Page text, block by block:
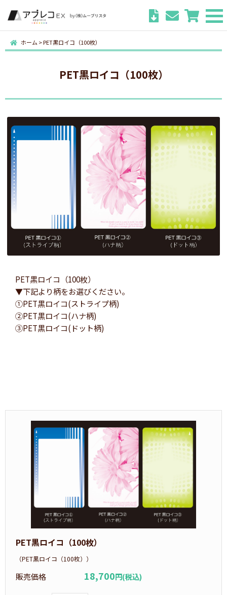
ホーム >PET黒ロイコ（100枚）
PET黒ロイコ（100枚）
PET黒ロイコ（100枚）
▼下記より柄をお選びください。
①PET黒ロイコ(ストライプ柄)
②PET黒ロイコ(ハナ柄)
③PET黒ロイコ(ドット柄)
PET黒ロイコ（100枚）
（PET黒ロイコ（100枚））
販売価格 18,700円(税込)